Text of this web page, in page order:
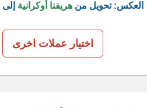
العكس: تحويل من هريفنا أوكرانية إلى
اختيار عملات اخرى